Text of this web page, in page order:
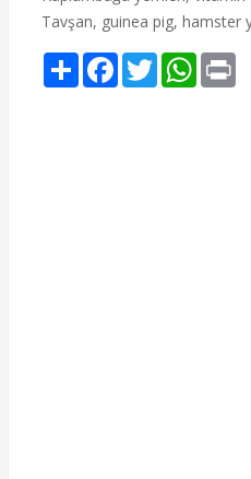
Tavşan, guinea pig, hamster
Share Facebook
Twitter